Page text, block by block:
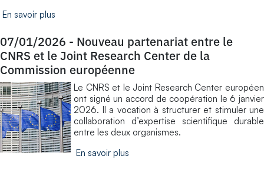
En savoir plus
07/01/2026 - Nouveau partenariat entre le
CNRS et le Joint Research Center de la
Commission européenne
Le CNRS et le Joint Research Center européen
ont signé un accord de coopération le 6 janvier
2026. Il a vocation à structurer et stimuler une
collaboration d’expertise scientifique durable
entre les deux organismes.
En savoir plus